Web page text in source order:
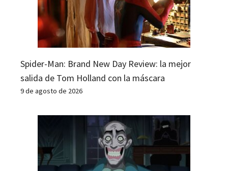
Spider-Man: Brand New Day Review: la mejor
salida de Tom Holland con la máscara
9 de agosto de 2026